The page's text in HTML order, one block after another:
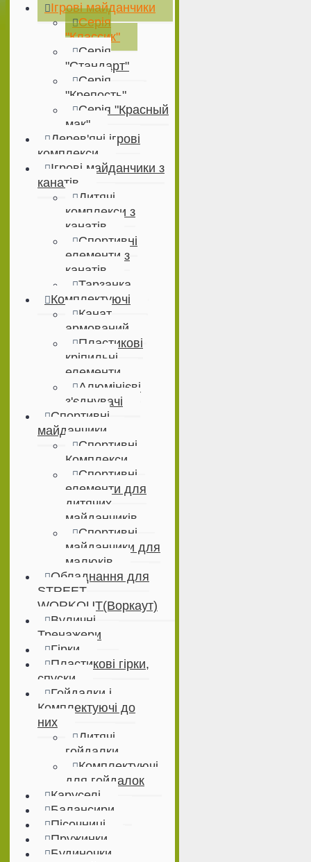
Ігрові майданчики
Серія
"Классик"
Серія
"Стандарт"
Серія
"Крепость"
Серія "Красный
мак"
Дерев'яні ігрові
комплекси
Ігрові майданчики з
канатів
Дитячі
комплекси з
канатів
Спортивні
елементи з
канатів
Тарзанка
Комплектуючі
Канат
армований
Пластикові
кріпильні
елементи
Алюмінієві
з'єднувачі
Спортивні
майданчики
Спортивні
Комплекси
Спортивні
елементи для
дитячих
майданчиків
Спортивні
майданчики для
малюків
Обладнання для
STREET
WORKOUT(Воркаут)
Вуличні
Тренажери
Гірки
Пластикові гірки,
спуски
Гойдалки і
Комплектуючі до
них
Дитячі
гойдалки
Комплектуючі
для гойдалок
Каруселі
Балансири
Пісочниці
Пружинки
Будиночки